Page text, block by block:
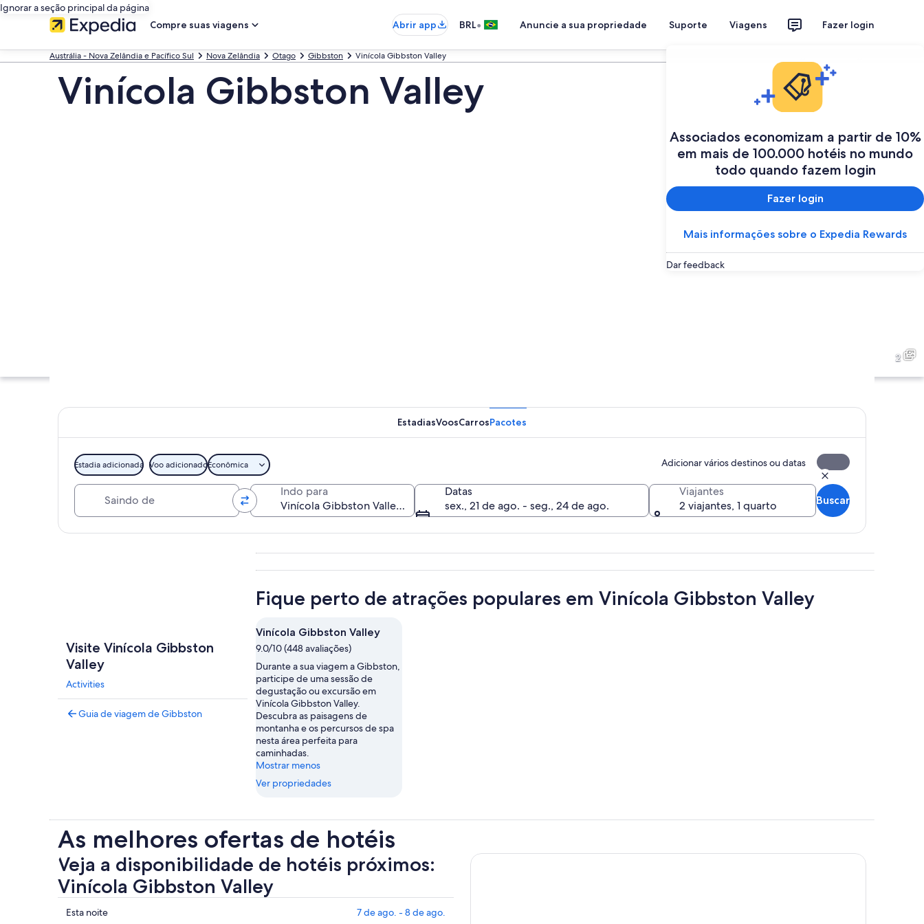
Ignorar a seção principal da página
Compre suas viagens
Abrir app BRL• Anuncie a sua propriedade Suporte Viagens Fazer login
Associados economizam a partir de 10%
em mais de 100.000 hotéis no mundo
todo quando fazem login
Fazer login
Mais informações sobre o Expedia Rewards
Dar feedback
Austrália - Nova Zelândia e Pacífico Sul Nova Zelândia Otago Gibbston Vinícola Gibbston Valley
Vinícola Gibbston Valley
Paisagem montanhosa com um lago azul-turquesa cercado por vegetação e flores roxas. Um prato retangular branco com salada, uma pequena
2
EstadiasVoosCarrosPacotes
Estadia adicionada Voo adicionadoEconômica Adicionar vários destinos ou datas
Indo para
Datas
sex., 21 de ago. - seg., 24 de ago.
Viajantes
2 viajantes, 1 quarto
Buscar
Visite Vinícola Gibbston
Valley
Activities
Guia de viagem de Gibbston
Fique perto de atrações populares em Vinícola Gibbston Valley
Vinícola Gibbston Valley
9.0/10 (448 avaliações)
Durante a sua viagem a Gibbston,
participe de uma sessão de
degustação ou excursão em
Vinícola Gibbston Valley.
Descubra as paisagens de
montanha e os percursos de spa
nesta área perfeita para
caminhadas.
Mostrar menos
Ver propriedades
As melhores ofertas de hotéis
Veja a disponibilidade de hotéis próximos:
Vinícola Gibbston Valley
Mostrar
Esta noite 7 de ago. - 8 de ago.